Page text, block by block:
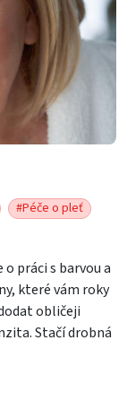
#Péče o pleť
práci s barvou a
které vám roky
obličeji
Stačí drobná